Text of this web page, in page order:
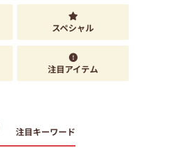
スペシャル
注目アイテム
注目キーワード